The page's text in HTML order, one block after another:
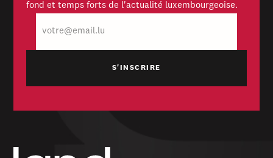
fond et temps forts de l'actualité luxembourgeoise.
mail